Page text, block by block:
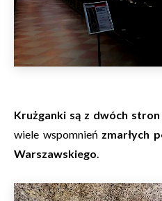
Krużganki są z dwóch stron
wiele wspomnień zmarłych
Warszawskiego.